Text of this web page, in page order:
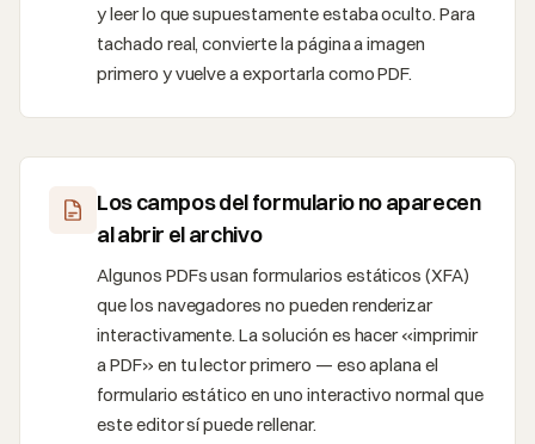
y leer lo que supuestamente estaba oculto. Para
tachado real, convierte la página a imagen
primero y vuelve a exportarla como PDF.
Los campos del formulario no aparecen
al abrir el archivo
Algunos PDFs usan formularios estáticos (XFA)
que los navegadores no pueden renderizar
interactivamente. La solución es hacer «imprimir
a PDF» en tu lector primero — eso aplana el
formulario estático en uno interactivo normal que
este editor sí puede rellenar.